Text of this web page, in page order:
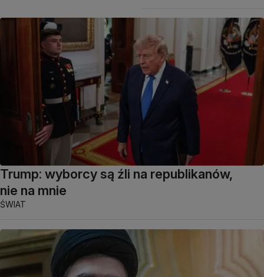
Trump: wyborcy są źli na republikanów,
nie na mnie
ŚWIAT